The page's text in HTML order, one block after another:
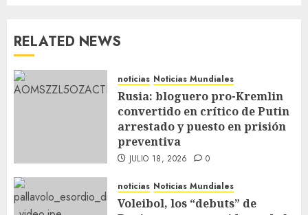
RELATED NEWS
noticias Noticias Mundiales
Rusia: bloguero pro-Kremlin
convertido en crítico de Putin
arrestado y puesto en prisión
preventiva
JULIO 18, 2026 0
noticias Noticias Mundiales
Voleibol, los “debuts” de